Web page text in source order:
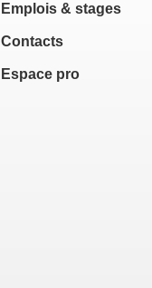
Emplois & stages
Contacts
Espace pro